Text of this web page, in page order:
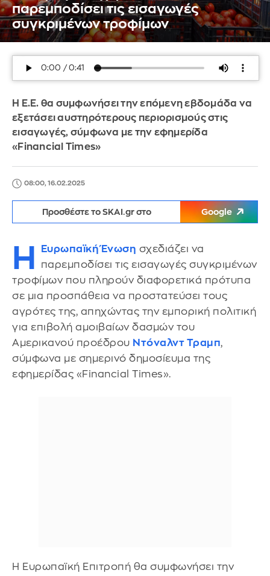
παρεμποδίσει τις εισαγωγές
συγκριμένων τροφίμων
Η Ε.Ε. θα συμφωνήσει την επόμενη εβδομάδα να
εξετάσει αυστηρότερους περιορισμούς στις
εισαγωγές, σύμφωνα με την εφημερίδα
«Financial Times»
08:00, 16.02.2025
Προσθέστε το SKAI.gr στο Google
Η Ευρωπαϊκή Ένωση σχεδιάζει να
παρεμποδίσει τις εισαγωγές συγκριμένων
τροφίμων που πληρούν διαφορετικά πρότυπα
σε μια προσπάθεια να προστατεύσει τους
αγρότες της, απηχώντας την εμπορική πολιτική
για επιβολή αμοιβαίων δασμών του
Αμερικανού προέδρου Ντόναλντ Τραμπ,
σύμφωνα με σημερινό δημοσίευμα της
εφημερίδας «Financial Times».
Η Ευρωπαϊκή Επιτροπή θα συμφωνήσει την